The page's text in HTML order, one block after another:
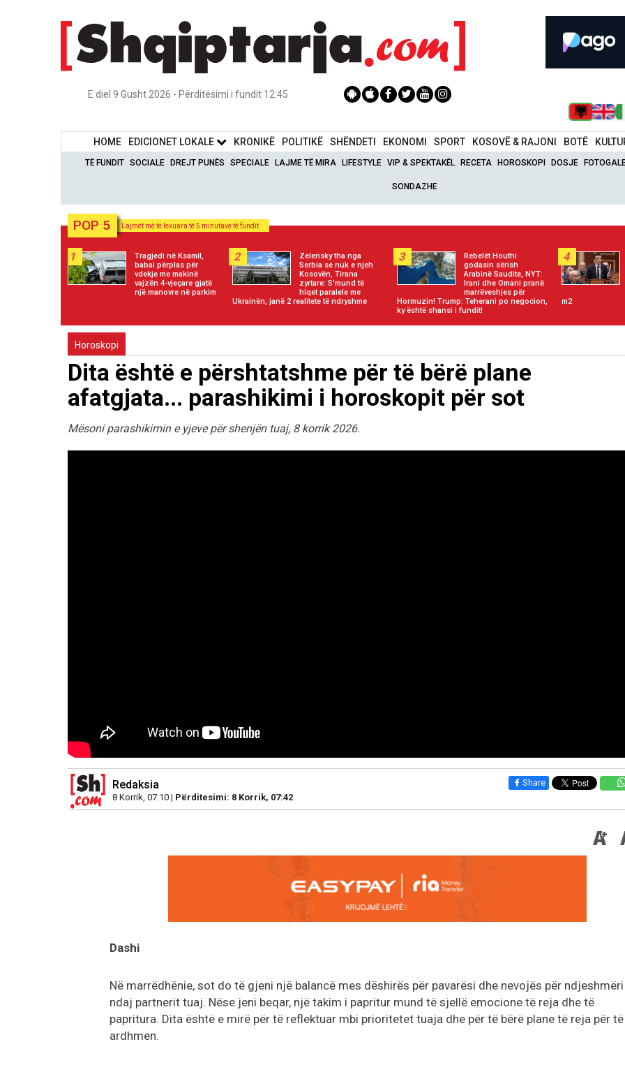
E diel 9 Gusht 2026 - Përditësimi i fundit 12:45
HOME EDICIONET LOKALE KRONIKË POLITIKË SHËNDETI EKONOMI SPORT KOSOVË & RAJONI BOTË
TË FUNDIT SOCIALE DREJT PUNËS SPECIALE LAJME TË MIRA LIFESTYLE VIP & SPEKTAKËL RECETA HOROSKOPI DOSJE
SONDAZHE
POP 5 Lajmet më të lexuara të 5 minutave të fundit
1
Tragjedi në Ksamil,
babai përplas për
vdekje me makinë
vajzën 4-vjeçare gjatë
një manovre në parkim
2
Zelensky tha nga
Serbia se nuk e njeh
Kosovën, Tirana
zyrtare: S'mund të
hiqet paralele me
Ukrainën, janë 2 realitete të ndryshme
3
Rebelët Houthi
godasin sërish
Arabinë Saudite, NYT:
Irani dhe Omani pranë
marrëveshjes për
Hormuzin! Trump: Teherani po negocion,
ky është shansi i fundit!
4
m2
Horoskopi
Dita është e përshtatshme për të bërë plane
afatgjata... parashikimi i horoskopit për sot
Mësoni parashikimin e yjeve për shenjën tuaj, 8 korrik 2026.
Redaksia
8 Korrik, 07:10 | Përditesimi: 8 Korrik, 07:42
Share
Dashi
Në marrëdhënie, sot do të gjeni një balancë mes dëshirës për pavarësi dhe nevojës për ndjeshmëri
ndaj partnerit tuaj. Nëse jeni beqar, një takim i papritur mund të sjellë emocione të reja dhe të
papritura. Dita është e mirë për të reflektuar mbi prioritetet tuaja dhe për të bërë plane të reja për të
ardhmen.